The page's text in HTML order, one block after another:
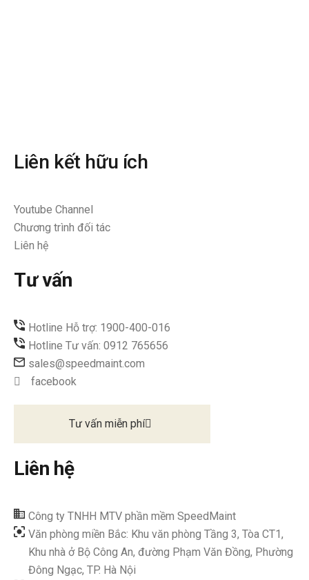
Liên kết hữu ích
Youtube Channel
Chương trình đối tác
Liên hệ
Tư vấn
Hotline Hỗ trợ: 1900-400-016
Hotline Tư vấn: 0912 765656
sales@speedmaint.com
facebook
Tư vấn miễn phí
Liên hệ
Công ty TNHH MTV phần mềm SpeedMaint
Văn phòng miền Bắc: Khu văn phòng Tầng 3, Tòa CT1,
Khu nhà ở Bộ Công An, đường Phạm Văn Đồng, Phường
Đông Ngạc, TP. Hà Nội